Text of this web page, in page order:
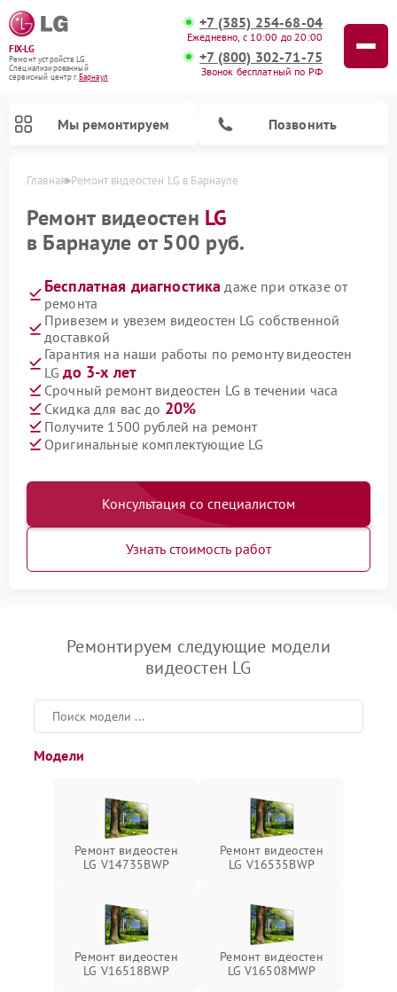
FIX-LG
Ремонт устройств LG
Специализированный
cервисный центр г.Барнаул
+7 (385) 254-68-04
Ежедневно, с 10:00 до 20:00
+7 (800) 302-71-75
Звонок бесплатный по РФ
Мы ремонтируем Позвонить
Главная Ремонт видеостен LG в Барнауле
Ремонт видеостен LG
в Барнауле от 500 руб.
Бесплатная диагностика даже при отказе от
ремонта
Привезем и увезем видеостен LG собственной
доставкой
Гарантия на наши работы по ремонту видеостен
LGдо 3-х лет
Срочный ремонт видеостен LG в течении часа
Скидка для вас до 20%
Получите 1500 рублей на ремонт
Оригинальные комплектующие LG
Консультация со специалистом
Узнать стоимость работ
Ремонтируем следующие модели
видеостен LG
Модели
Ремонт видеостен
LG V14735BWP
Ремонт видеостен
LG V16535BWP
Ремонт видеостен
LG V16518BWP
Ремонт видеостен
LG V16508MWP